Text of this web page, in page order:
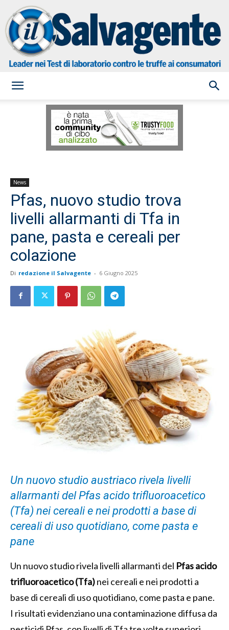
Salvagente
News
Pfas, nuovo studio trova
livelli allarmanti di Tfa in
pane, pasta e cereali per
colazione
Di redazione il Salvagente - 6 Giugno 2025
Un nuovo studio austriaco rivela livelli
allarmanti del Pfas acido trifluoroacetico
(Tfa) nei cereali e nei prodotti a base di
cereali di uso quotidiano, come pasta e
pane
Un nuovo studio rivela livelli allarmanti del Pfas acido
trifluoroacetico (Tfa)nei cereali e nei prodotti a
base di cereali di uso quotidiano, come pasta e pane.
I risultati evidenziano una contaminazione diffusa da